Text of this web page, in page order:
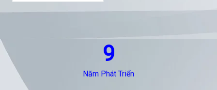
9
Năm Phát Triển